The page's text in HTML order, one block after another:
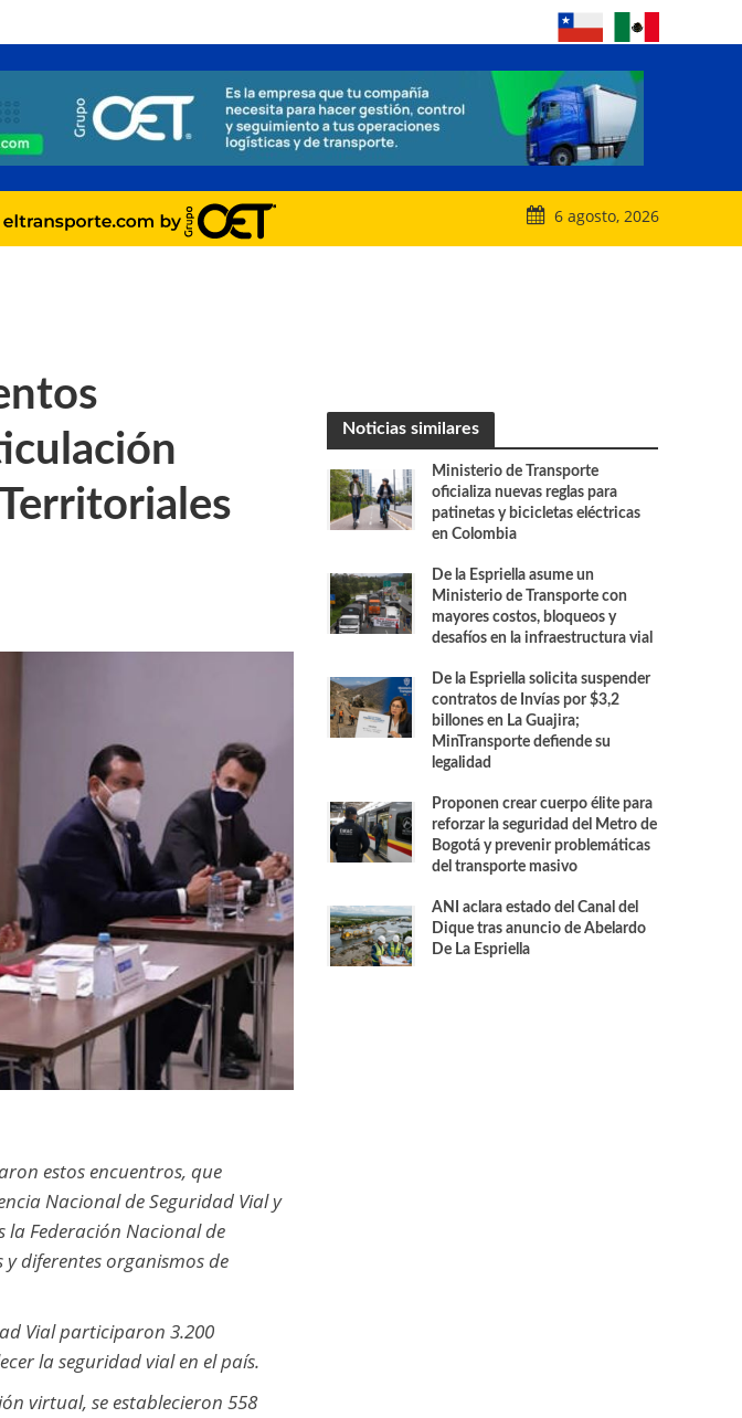
6 agosto, 2026
estos encuentros, que
Nacional de Seguridad Vial y
la Federación Nacional de
diferentes organismos de
Vial participaron 3.200
la seguridad vial en el país.
virtual, se establecieron 558
Noticias similares
Ministerio de Transporte
oficializa nuevas reglas para
patinetas y bicicletas eléctricas
en Colombia
De la Espriella asume un
Ministerio de Transporte con
mayores costos, bloqueos y
desafíos en la infraestructura vial
De la Espriella solicita suspender
contratos de Invías por $3,2
billones en La Guajira;
MinTransporte defiende su
legalidad
Proponen crear cuerpo élite para
reforzar la seguridad del Metro de
Bogotá y prevenir problemáticas
del transporte masivo
ANI aclara estado del Canal del
Dique tras anuncio de Abelardo
De La Espriella